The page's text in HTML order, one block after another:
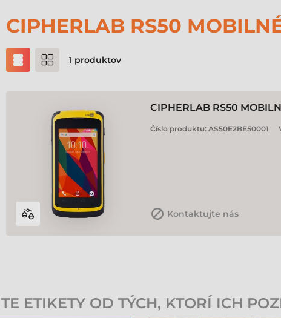
CIPHERLAB RS50
1 produktov
CIPHERLAB RS50
Číslo produktu: AS50E2BE50001
Kontaktujte nás
ETIKETY OD TÝCH, KTORÍ ICH